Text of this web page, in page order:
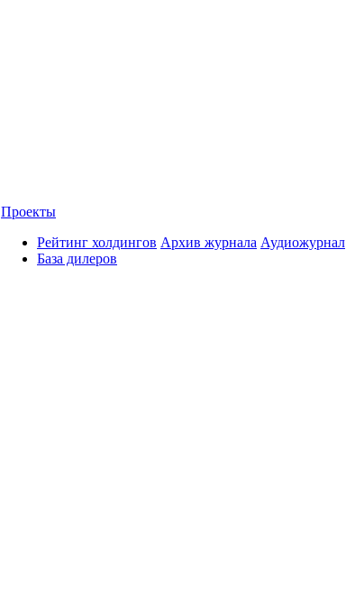
Проекты
Рейтинг холдингов
База дилеров
Архив журнала Аудиожурнал